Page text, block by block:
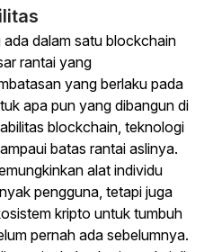
dalam satu blockchain
rantai yang
yang berlaku pada
apa pun yang dibangun di
blockchain, teknologi
batas rantai aslinya.
alat individu
pengguna, tetapi juga
kripto untuk tumbuh
pernah ada sebelumnya.